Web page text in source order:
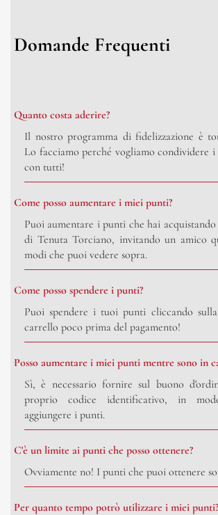
Domande Frequenti
Quanto costa aderire?
Il nostro programma di fidelizzazione è
Lo facciamo perché vogliamo condividere
con tutti!
Come posso aumentare i miei punti?
Puoi aumentare i punti che hai
di Tenuta Torciano, invitando un amico
modi che puoi vedere sopra.
Come posso spendere i punti?
Puoi spendere i tuoi punti cliccando
carrello poco prima del pagamento!
Posso aumentare i miei punti mentre sono in
Sì, è necessario fornire sul buono
proprio codice identificativo, in
aggiungere i punti.
C'è un limite ai punti che posso ottenere?
Ovviamente no! I punti che puoi ottenere
Per quanto tempo potrò utilizzare i miei punti?